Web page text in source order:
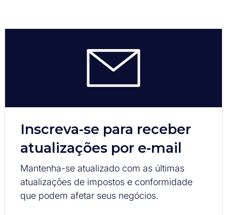
Inscreva-se para receber
atualizações por e-mail
Mantenha-se atualizado com as últimas
atualizações de impostos e conformidade
que podem afetar seus negócios.